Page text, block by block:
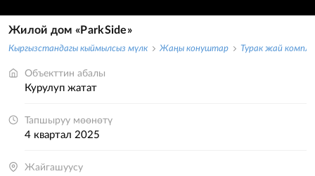
Жилой дом «ParkSide»
Кыргызстандагы кыймылсыз мүлк Жаңы конуштар Турак жай
Объекттин абалы
курулуп жатат
Тапшыруу мөөнөтү
4 квартал 2025
Жайгашуусу